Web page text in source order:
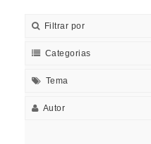
Filtrar por
Categorias
Tema
Autor